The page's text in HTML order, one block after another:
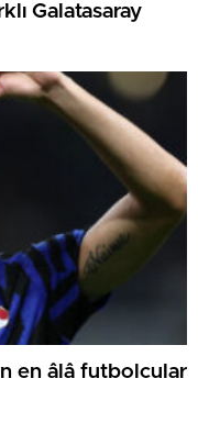
Galatasaray
en âlâ futbolcular